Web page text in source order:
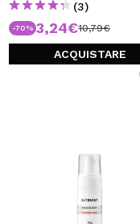
(3)
-70% 3,24€10,79€
ACQUISTARE